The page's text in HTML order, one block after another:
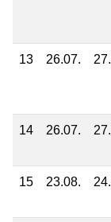
13 26.07.
14 26.07.
15 23.08.